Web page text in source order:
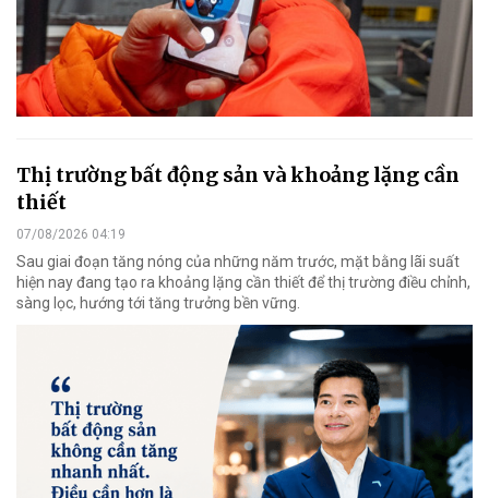
Thị trường bất động sản và khoảng lặng cần
thiết
07/08/2026 04:19
Sau giai đoạn tăng nóng của những năm trước, mặt bằng lãi suất
hiện nay đang tạo ra khoảng lặng cần thiết để thị trường điều chỉnh,
sàng lọc, hướng tới tăng trưởng bền vững.